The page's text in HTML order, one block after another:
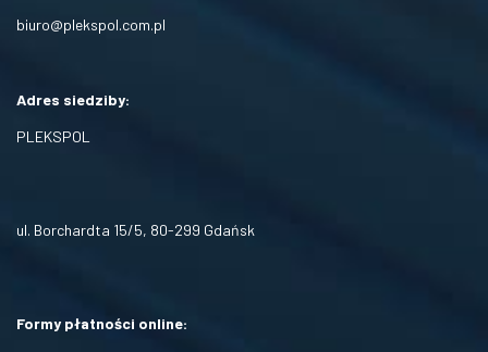
biuro@plekspol.com.pl
Adres siedziby:
PLEKSPOL
ul. Borchardta 15/5, 80-299 Gdańsk
Formy płatności online: